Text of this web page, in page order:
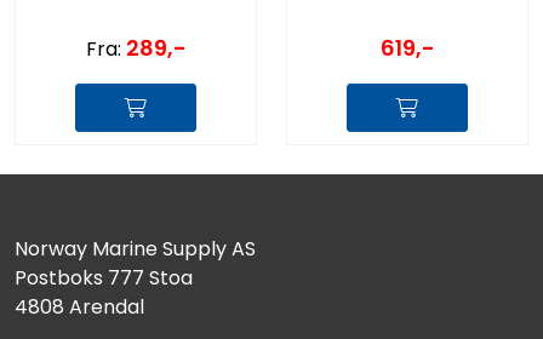
Fra: 289,- 619,-
Norway Marine Supply AS
Postboks 777 Stoa
4808 Arendal